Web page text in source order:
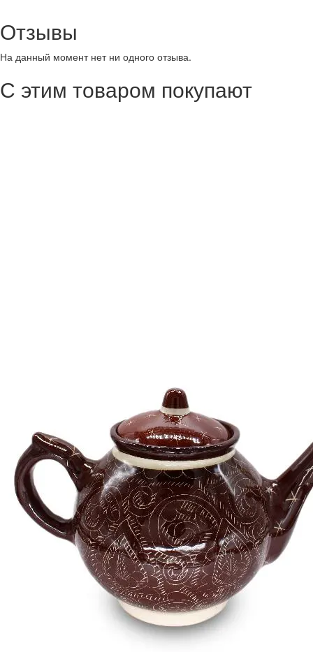
Отзывы
На данный момент нет ни одного отзыва.
С этим товаром покупают